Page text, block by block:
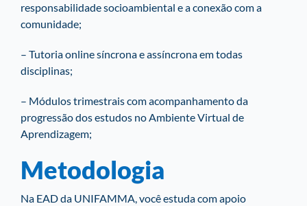
responsabilidade socioambiental e a conexão com a
comunidade;
– Tutoria online síncrona e assíncrona em todas
disciplinas;
– Módulos trimestrais com acompanhamento da
progressão dos estudos no Ambiente Virtual de
Aprendizagem;
Metodologia
Na EAD da UNIFAMMA, você estuda com apoio